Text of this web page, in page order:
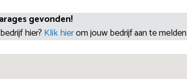
gevonden!
hier? Klik hierom jouw bedrijf aan te melden